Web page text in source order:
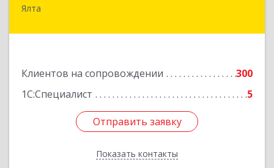
Ялта
Клиентов на сопровождении
300
1С:Специалист
5
Отправить заявку
Показать контакты
298603, Крым Респ, Ялта г, Свердлова ул, дом №
Отправить заявку
Назад